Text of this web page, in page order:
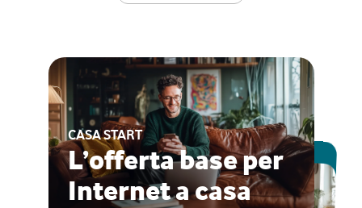
CASA START
L’offerta base per
Internet a casa
ESCLUSIVA ONLINE